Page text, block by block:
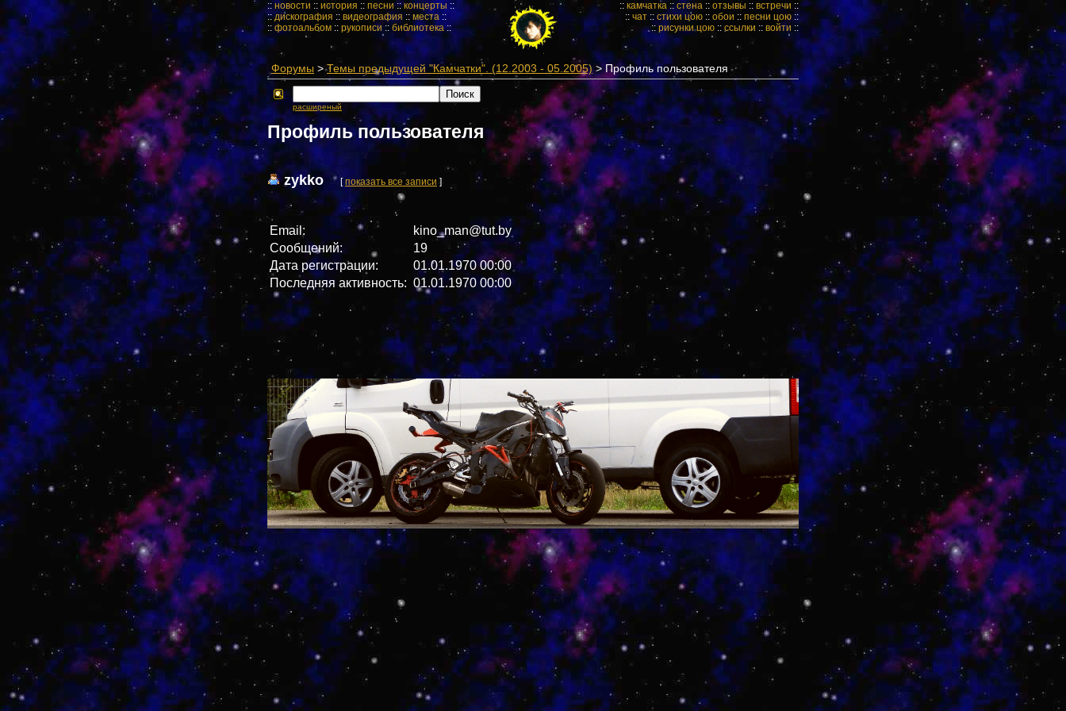
:: новости :: история :: песни::концерты ::
::дискография :: видеография :: места ::
:: фотоальбом :: рукописи :: библиотека::
:: камчатка ::стена :: отзывы :: встречи ::
:: чат :: стихи цою :: обои :: песни цою::
::рисунки цою :: ссылки :: войти ::
Форумы >Темы предыдущей "Камчатки". (12.2003 - 05.2005)> Профиль пользователя
расширеный
Профиль пользователя
zykko [показать все записи ]
Email:
kino_man@tut.by
Сообщений:
19
Дата регистрации:
01.01.1970 00:00
Последняя активность: 01.01.1970 00:00